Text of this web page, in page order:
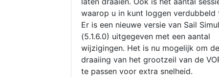
waarop u in kunt loggen verdubbeld
Er is een nieuwe versie van Sail
(5.1.6.0) uitgegeven met een aantal
wijzigingen. Het is nu mogelijk om de
draaiing van het grootzeil van de
te passen voor extra snelheid.